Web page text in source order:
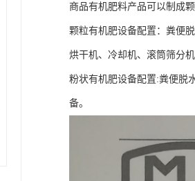
商品有机肥料产品可以制成
颗粒有机肥设备配置：粪便
烘干机、冷却机、滚筒筛分
粉状有机肥设备配置:粪便脱
备。